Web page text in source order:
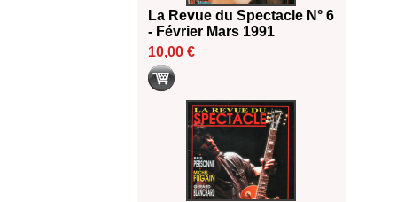
La Revue du Spectacle N° 6
- Février Mars 1991
10,00 €